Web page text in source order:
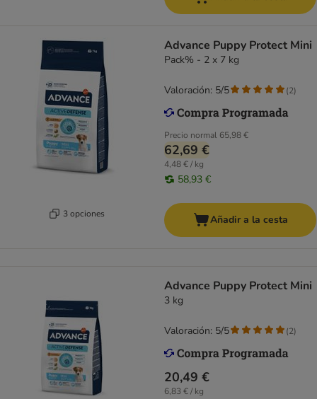
3 opciones
Advance Puppy Protect Mini
Pack% - 2 x 7 kg
Precio normal 65,98 €
62,69 €
4,48 € / kg
58,93 €
Valoración: 5/5 (2)
Añadir a la cesta
Advance Puppy Protect Mini
3 kg
20,49 €
6,83 € / kg
Valoración: 5/5 (2)